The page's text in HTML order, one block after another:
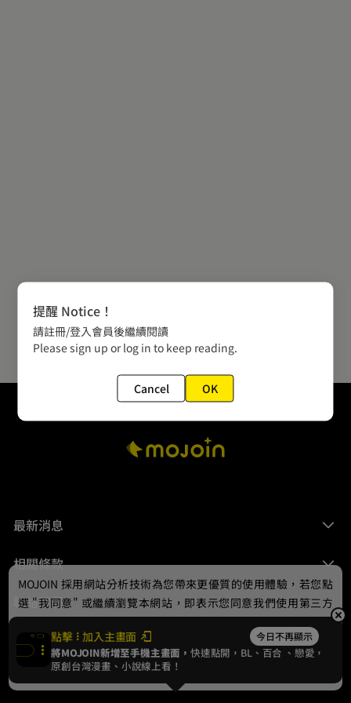
最新消息
相關條款
聯絡我們
© 2024 gamania Digital Entertainment Co., Ltd.
點擊 加入主畫面 今日不再顯示
將MOJOIN新增至手機主畫面，快速點開，BL、 百合 、戀愛，
原創台灣漫畫、小說線上看！
MOJOIN 採用網站分析技術為您帶來更優質的使用體驗，若您點
選 "我同意" 或繼續瀏覽本網站，即表示您同意我們使用第三方
Cookie，欲瞭解更多資訊請見隱私權政策。
我同意
提醒 Notice！
請註冊/登入會員後繼續閱讀
Please sign up or log in to keep reading.
Cancel OK